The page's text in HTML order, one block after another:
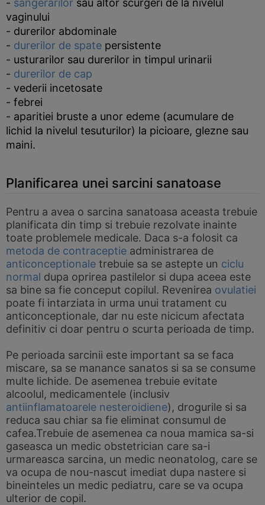
- sangerarilor sau altor scurgeri de la nivelul
vaginului
- durerilor abdominale
- durerilor de spate persistente
- usturarilor sau durerilor in timpul urinarii
- durerilor de cap
- vederii incetosate
- febrei
- aparitiei bruste a unor edeme (acumulare de
lichid la nivelul tesuturilor) la picioare, glezne sau
maini.
Planificarea unei sarcini sanatoase
Pentru a avea o sarcina sanatoasa aceasta trebuie
planificata din timp si trebuie rezolvate inainte
toate problemele medicale. Daca s-a folosit ca
metoda de contraceptie administrarea de
anticonceptionale trebuie sa se astepte un ciclu
normal dupa oprirea pastilelor si dupa aceea este
sa bine sa fie conceput copilul. Revenirea ovulatiei
poate fi intarziata in urma unui tratament cu
anticonceptionale, dar nu este nicicum afectata
definitiv ci doar pentru o scurta perioada de timp.
Pe perioada sarcinii este important sa se faca
miscare, sa se manance sanatos si sa se consume
multe lichide. De asemenea trebuie evitate
alcoolul, medicamentele (inclusiv
antiinflamatoarele nesteroidiene), drogurile si sa
reduca sau chiar sa fie eliminat consumul de
cafea.Trebuie de asemenea ca noua mamica sa-si
gaseasca un medic obstetrician care sa-i
urmareasca sarcina, un medic neonatolog, care se
va ocupa de nou-nascut imediat dupa nastere si
bineinteles un medic pediatru, care se va ocupa
ulterior de copil.